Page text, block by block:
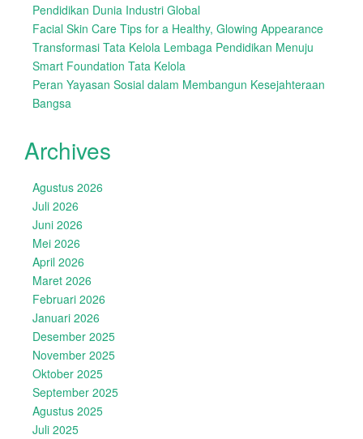
Pendidikan Dunia Industri Global
Facial Skin Care Tips for a Healthy, Glowing Appearance
Transformasi Tata Kelola Lembaga Pendidikan Menuju
Smart Foundation Tata Kelola
Peran Yayasan Sosial dalam Membangun Kesejahteraan
Bangsa
Archives
Agustus 2026
Juli 2026
Juni 2026
Mei 2026
April 2026
Maret 2026
Februari 2026
Januari 2026
Desember 2025
November 2025
Oktober 2025
September 2025
Agustus 2025
Juli 2025